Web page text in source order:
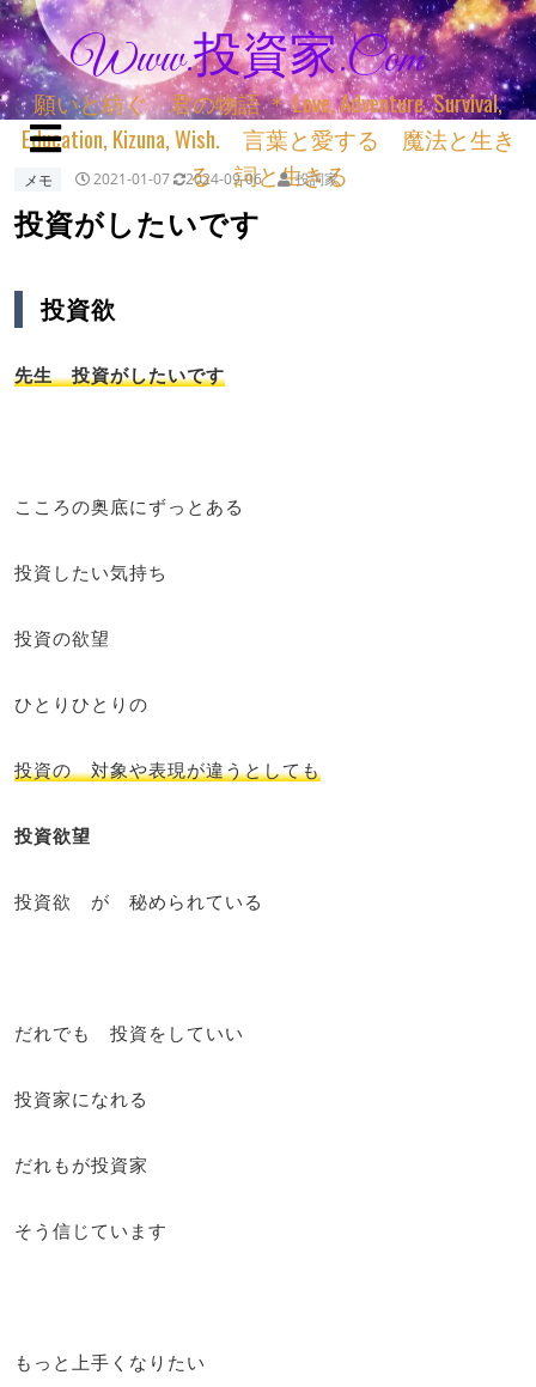
Www.投資家.com
願いと紡ぐ 君の物語 ＊ Love, Adventure, Survival,
Education, Kizuna, Wish. 言葉と愛する 魔法と生き
る 詞と生きる
メモ 2021-01-07 2024-09-06 投詞家
投資がしたいです
投資欲
先生 投資がしたいです
こころの奥底にずっとある
投資したい気持ち
投資の欲望
ひとりひとりの
投資の 対象や表現が違うとしても
投資欲望
投資欲 が 秘められている
だれでも 投資をしていい
投資家になれる
だれもが投資家
そう信じています
もっと上手くなりたい